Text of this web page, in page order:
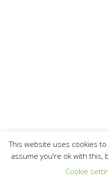
This website uses cookies
assume you're ok with this,
Cookie